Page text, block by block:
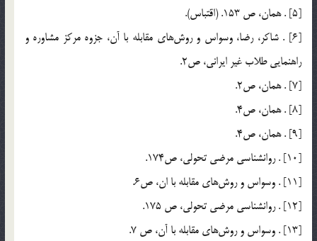
[5] . همان، ص 153. (اقتباس).
[6] . شاكر، رضا، وسواس و روش‌هاي مقابله با آن، جزوه مركز مشاوره و
راهنمايي طلاب غير ايراني، ص2.
[7] . همان، ص2.
[8] . همان، ص4.
[9] . همان، ص4.
[10] . روانشناسي مرضي تحولي، ص174.
[11] . وسواس و روش‌هاي مقابله با ان، ص6.
[12] . روانشناسي مرضي تحولي، ص 175.
[13] . وسواس و روش‌هاي مقابله با آن، ص 7.